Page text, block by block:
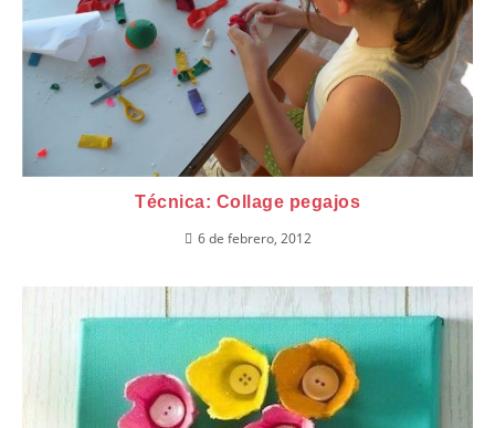
Técnica: Collage pegajos
6 de febrero, 2012